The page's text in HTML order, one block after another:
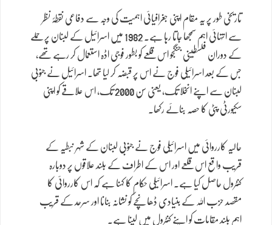
تاریخی طور پر یہ مقام اپنی جغرافیائی اہمیت کی وجہ سے دفاعی نقطۂ نظر
سے انتہائی اہم سمجھا جاتا رہا ہے۔ 1982 میں اسرائیل کے لبنان پر حملے
کے دوران فلسطینی جنگجو اس قلعے کو بطور فوجی اڈہ استعمال کر رہے تھے،
جس کے بعد اسرائیلی فوج نے اس پر قبضہ کر لیا تھا۔ اسرائیل نے جنوبی
لبنان سے اپنے انخلا تک، یعنی سن 2000 تک، اس علاقے کو اپنی
سکیورٹی پٹی کا حصہ بنائے رکھا۔
حالیہ کارروائی میں اسرائیلی فوج نے جنوبی لبنان کے شہر نبطیہ کے
قریب واقع اس قلعے اور اس کے اطراف کے بلند علاقوں پر دوبارہ
کنٹرول حاصل کیا ہے۔ اسرائیلی حکام کا کہنا ہے کہ اس کارروائی کا
مقصد حزب اللہ کے بنیادی ڈھانچے کو نشانہ بنانا اور سرحد کے قریب
اہم بلند مقامات کو اپنے کنٹرول میں لینا ہے۔